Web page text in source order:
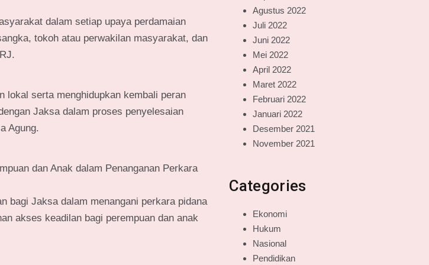
dalam setiap upaya perdamaian
tokoh atau perwakilan masyarakat, dan
lokal serta menghidupkan kembali peran
Jaksa dalam proses penyelesaian
Agung.
dan Anak dalam Penanganan Perkara
bagi Jaksa dalam menangani perkara pidana
akses keadilan bagi perempuan dan anak
Agustus 2022
Juli 2022
Juni 2022
Mei 2022
April 2022
Maret 2022
Februari 2022
Januari 2022
Desember 2021
November 2021
Categories
Ekonomi
Hukum
Nasional
Pendidikan